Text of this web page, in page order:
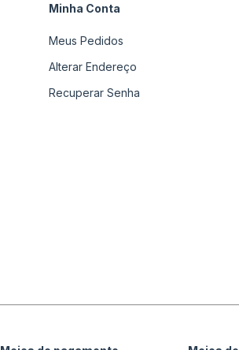
Minha Conta
Meus Pedidos
Alterar Endereço
Recuperar Senha